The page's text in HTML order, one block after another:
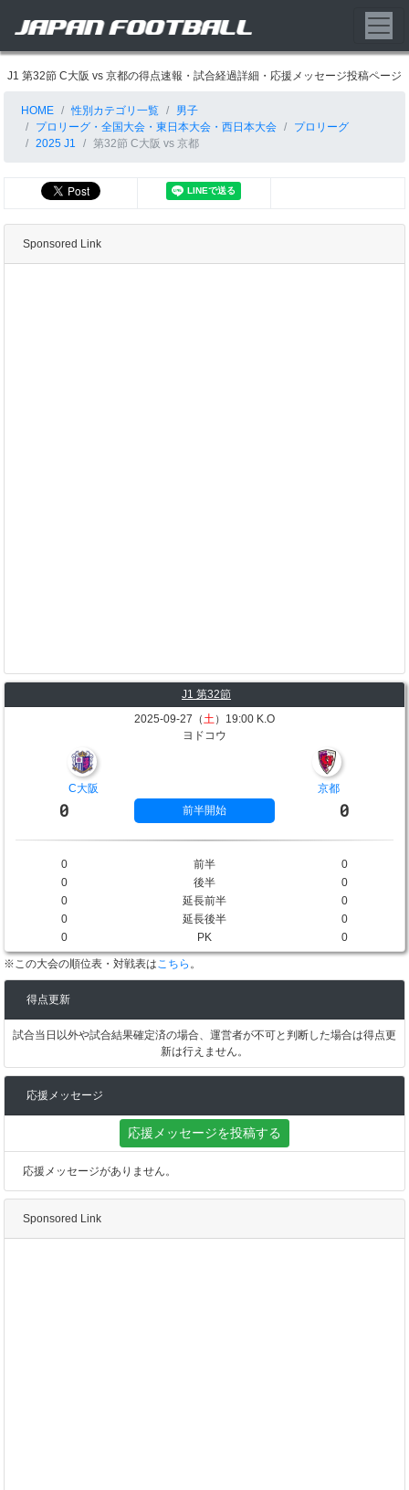
J1 第32節 C大阪 vs 京都の得点速報・試合経過詳細・応援メッセージ投稿ページ
HOME 性別カテゴリ一覧
男子
プロリーグ・全国大会・東日本大会・西日本大会
プロリーグ
2025 J1
第32節 C大阪 vs 京都
Sponsored Link
J1 第32節
2025-09-27（土）19:00 K.O
ヨドコウ
C大阪 京都
0 前半開始 0
0 前半
0
0
後半
0
0
延長前半
0
0
延長後半
0
0
PK 0
※この大会の順位表・対戦表はこちら 。
得点更新
試合当日以外や試合結果確定済の場合、運営者が不可と判断した場合は得点更
新は行えません。
応援メッセージ
応援メッセージを投稿する
応援メッセージがありません。
Sponsored Link